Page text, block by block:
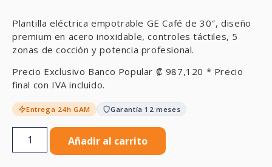
Plantilla eléctrica empotrable GE Café de 30″, diseño
premium en acero inoxidable, controles táctiles, 5
zonas de cocción y potencia profesional.
Precio Exclusivo Banco Popular ₡ 987,120 * Precio
final con IVA incluido.
Entrega 24h GAM Garantía 12 meses
Añadir al carrito